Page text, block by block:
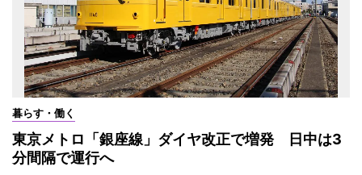
暮らす・働く
東京メトロ「銀座線」ダイヤ改正で増発 日中は3
分間隔で運行へ